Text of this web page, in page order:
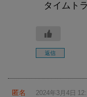
タイムト
返信
匿名 2024年3月4日